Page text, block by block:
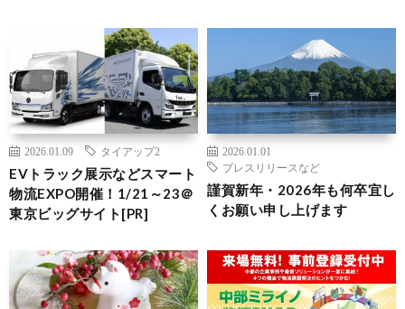
2026.01.09 タイアップ2
EVトラック展示などスマート
物流EXPO開催！1/21～23＠
東京ビッグサイト[PR]
2026.01.01
プレスリリースなど
謹賀新年・2026年も何卒宜し
くお願い申し上げます